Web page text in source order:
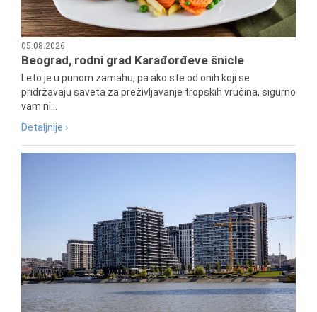
05.08.2026
Beograd, rodni grad Karađorđeve šnicle
Leto je u punom zamahu, pa ako ste od onih koji se
pridržavaju saveta za preživljavanje tropskih vrućina, sigurno
vam ni...
Detaljnije ›